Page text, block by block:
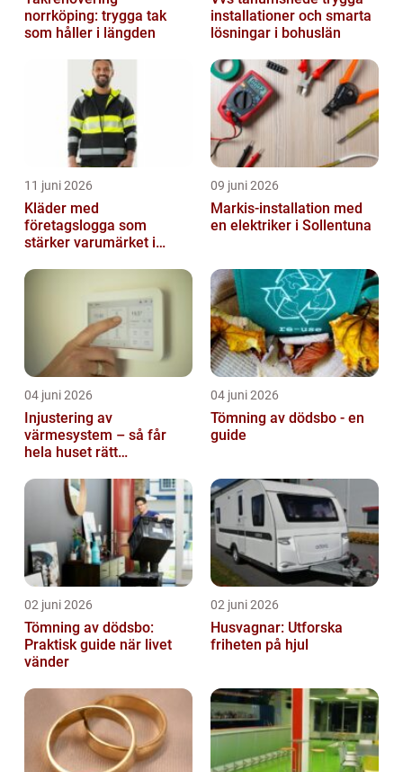
norrköping: trygga tak
som håller i längden
installationer och smarta
lösningar i bohuslän
11 juni 2026
Kläder med
företagslogga som
stärker varumärket i
09 juni 2026
Markis-installation med
en elektriker i Sollentuna
04 juni 2026
Injustering av
värmesystem – så får
hela huset rätt
04 juni 2026
Tömning av dödsbo - en
guide
02 juni 2026
Tömning av dödsbo:
Praktisk guide när livet
vänder
02 juni 2026
Husvagnar: Utforska
friheten på hjul